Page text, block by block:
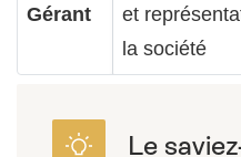
Gérant
et
la société